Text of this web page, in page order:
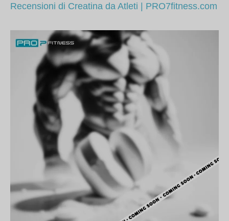
Recensioni di Creatina da Atleti | PRO7fitness.com